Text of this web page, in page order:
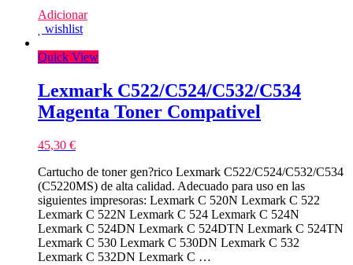
Preto
Toner
Adicionar
wishlist
Quick View
Lexmark C522/C524/C532/C534
Magenta Toner Compativel
45,30 €
Cartucho de toner gen?rico Lexmark C522/C524/C532/C534
(C5220MS) de alta calidad. Adecuado para uso en las
siguientes impresoras: Lexmark C 520N Lexmark C 522
Lexmark C 522N Lexmark C 524 Lexmark C 524N
Lexmark C 524DN Lexmark C 524DTN Lexmark C 524TN
Lexmark C 530 Lexmark C 530DN Lexmark C 532
Lexmark C 532DN Lexmark C …